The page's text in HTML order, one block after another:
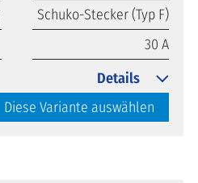
Schuko-Stecker (Typ F)
30 A
Diese Variante auswählen
Details